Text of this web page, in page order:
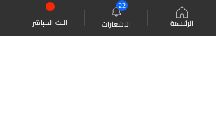
الرئيسية الاشعارات
22
البث المباشر
موقع البرامج الجدول